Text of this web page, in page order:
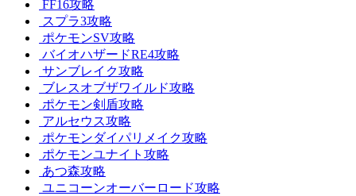
FF16攻略
スプラ3攻略
ポケモンSV攻略
バイオハザードRE4攻略
サンブレイク攻略
ブレスオブザワイルド攻略
ポケモン剣盾攻略
アルセウス攻略
ポケモンダイパリメイク攻略
ポケモンユナイト攻略
あつ森攻略
ユニコーンオーバーロード攻略